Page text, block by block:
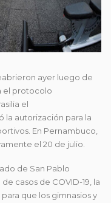
ayer luego de
el protocolo
el
la autorización para la
En Pernambuco,
el 20 de julio.
de San Pablo
casos de COVID-19, la
que los gimnasios y